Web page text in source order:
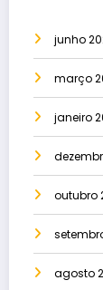
junho
março
janeiro
outubro
agosto